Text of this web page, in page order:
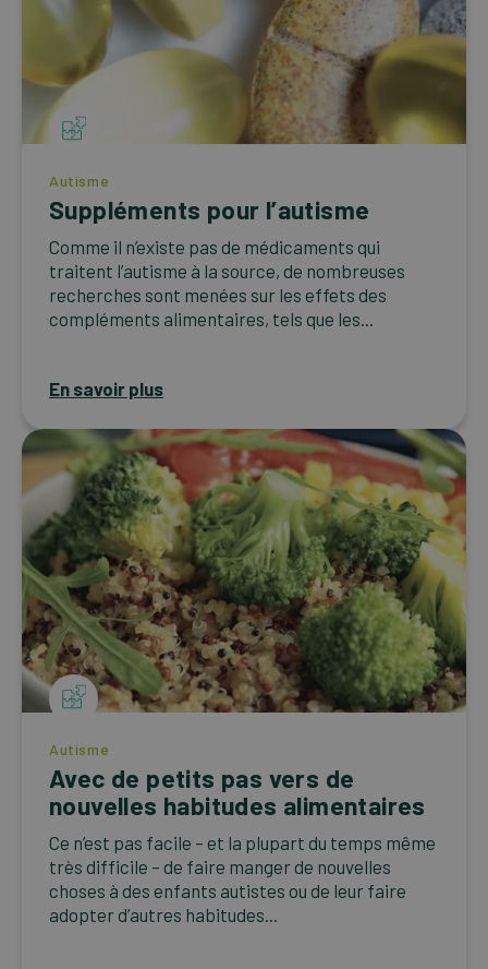
Autisme
Suppléments pour l’autisme
Comme il n’existe pas de médicaments qui
traitent l’autisme à la source, de nombreuses
recherches sont menées sur les effets des
compléments alimentaires, tels que les...
En savoir plus
Autisme
Avec de petits pas vers de
nouvelles habitudes alimentaires
Ce n’est pas facile – et la plupart du temps même
très difficile – de faire manger de nouvelles
choses à des enfants autistes ou de leur faire
adopter d’autres habitudes...